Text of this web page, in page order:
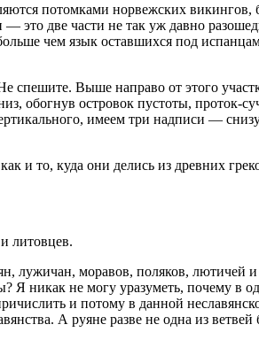
потомками норвежских
две части не так уж давно
чем язык оставшихся под
Выше направо от этого
обогнув островок пустоты,
имеем три надписи —
и то, куда они делись из древних
литовцев.
лужичан, моравов, поляков,
не могу уразуметь, почему в
и потому в данной
А руяне разве не одна из